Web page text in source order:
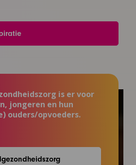
is er voor
jongeren en hun
ouders/opvoeders.